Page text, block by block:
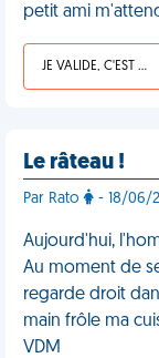
petit ami
JE VALIDE, C'EST UNE VDM
Le râteau !
Par Rato - 18/06/
Aujourd'hui,
Au moment de
regarde droit
main frôle ma
VDM